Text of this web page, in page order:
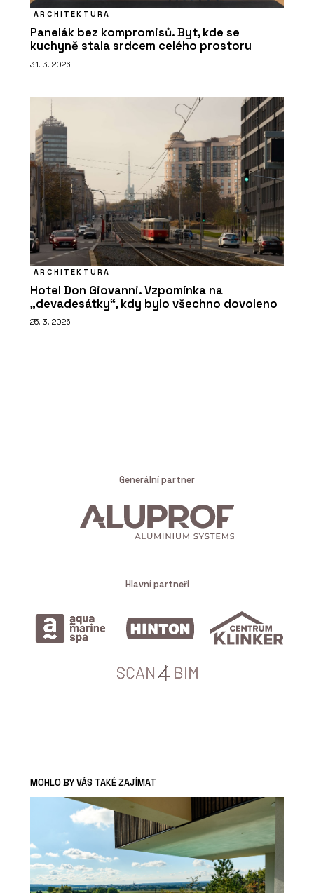
ARCHITEKTURA
Panelák bez kompromisů. Byt, kde se
kuchyně stala srdcem celého prostoru
31. 3. 2026
ARCHITEKTURA
Hotel Don Giovanni. Vzpomínka na
„devadesátky“, kdy bylo všechno dovoleno
25. 3. 2026
Generální partner
Hlavní partneři
MOHLO BY VÁS TAKÉ ZAJÍMAT